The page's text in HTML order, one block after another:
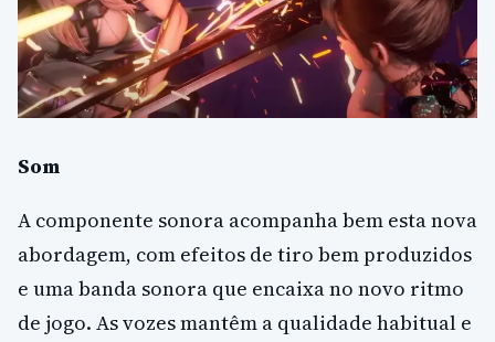
Som
A componente sonora acompanha bem esta nova
abordagem, com efeitos de tiro bem produzidos
e uma banda sonora que encaixa no novo ritmo
de jogo. As vozes mantêm a qualidade habitual e